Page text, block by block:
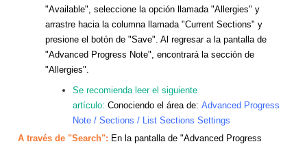
"Available", seleccione la opción llamada "Allergies" y
arrastre hacia la columna llamada "Current Sections" y
presione el botón de "Save". Al regresar a la pantalla de
"Advanced Progress Note", encontrará la sección de
"Allergies".
Se recomienda leer el siguiente
artículo: Conociendo el área de: Advanced Progress
Note / Sections / List Sections Settings
A través de "Search": En la pantalla de "Advanced Progress